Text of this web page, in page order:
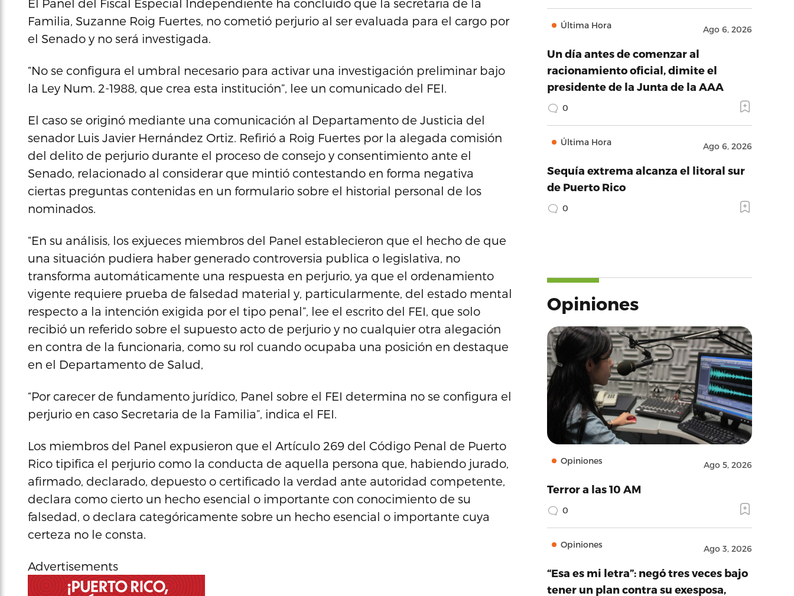
El Panel del Fiscal Especial Independiente ha concluido que la secretaria de la
Familia, Suzanne Roig Fuertes, no cometió perjurio al ser evaluada para el cargo por
el Senado y no será investigada.
“No se configura el umbral necesario para activar una investigación preliminar bajo
la Ley Num. 2-1988, que crea esta institución”, lee un comunicado del FEI.
El caso se originó mediante una comunicación al Departamento de Justicia del
senador Luis Javier Hernández Ortiz. Refirió a Roig Fuertes por la alegada comisión
del delito de perjurio durante el proceso de consejo y consentimiento ante el
Senado, relacionado al considerar que mintió contestando en forma negativa
ciertas preguntas contenidas en un formulario sobre el historial personal de los
nominados.
“En su análisis, los exjueces miembros del Panel establecieron que el hecho de que
una situación pudiera haber generado controversia publica o legislativa, no
transforma automáticamente una respuesta en perjurio, ya que el ordenamiento
vigente requiere prueba de falsedad material y, particularmente, del estado mental
respecto a la intención exigida por el tipo penal”, lee el escrito del FEI, que solo
recibió un referido sobre el supuesto acto de perjurio y no cualquier otra alegación
en contra de la funcionaria, como su rol cuando ocupaba una posición en destaque
en el Departamento de Salud,
“Por carecer de fundamento jurídico, Panel sobre el FEI determina no se configura el
perjurio en caso Secretaria de la Familia”, indica el FEI.
Los miembros del Panel expusieron que el Artículo 269 del Código Penal de Puerto
Rico tipifica el perjurio como la conducta de aquella persona que, habiendo jurado,
afirmado, declarado, depuesto o certificado la verdad ante autoridad competente,
declara como cierto un hecho esencial o importante con conocimiento de su
falsedad, o declara categóricamente sobre un hecho esencial o importante cuya
certeza no le consta.
Advertisements
Última Hora Ago 6, 2026
Un día antes de comenzar al
racionamiento oficial, dimite el
presidente de la Junta de la AAA
0
Última Hora Ago 6, 2026
Sequía extrema alcanza el litoral sur
de Puerto Rico
0
Opiniones
Opiniones Ago 5, 2026
Terror a las 10 AM
0
Opiniones Ago 3, 2026
“Esa es mi letra”: negó tres veces bajo
tener un plan contra su exesposa,